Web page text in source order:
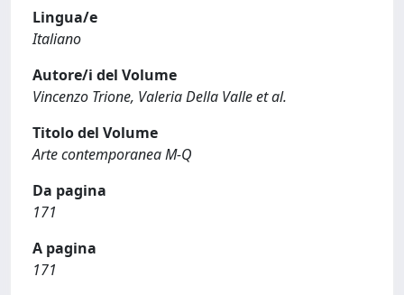
Lingua/e
Italiano
Autore/i del Volume
Vincenzo Trione, Valeria Della Valle et al.
Titolo del Volume
Arte contemporanea M-Q
Da pagina
171
A pagina
171